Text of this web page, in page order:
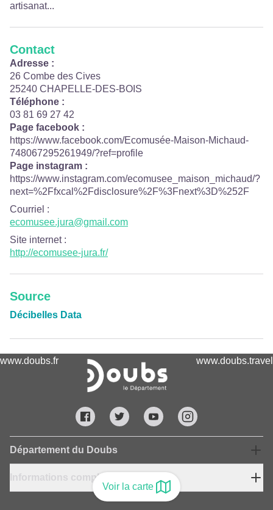
Voir la carte
artisanat...
Contact
Adresse :
26 Combe des Cives
25240 CHAPELLE-DES-BOIS
Téléphone :
03 81 69 27 42
Page facebook :
https://www.facebook.com/Ecomusée-Maison-Michaud-
748067295261949/?ref=profile
Page instagram :
https://www.instagram.com/ecomusee_maison_michaud/?
next=%2Ffxcal%2Fdisclosure%2F%3Fnext%3D%252F
Courriel :
ecomusee.jura@gmail.com
Site internet:
http://ecomusee-jura.fr/
Source
Décibelles Data
www.doubs.fr www.doubs.travel
Département du Doubs
Informations complémentaires